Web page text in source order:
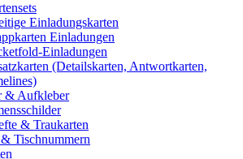
Einladungskarten
Einladungen
Einladungen
(Detailskarten, Antwortkarten,
& Aufkleber
& Traukarten
Tischnummern